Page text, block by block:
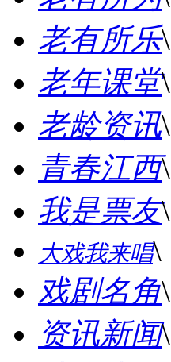
老有所乐\
老年课堂\
老龄资讯\
青春江西\
我是票友\
大戏我来唱\
戏剧名角\
资讯新闻\